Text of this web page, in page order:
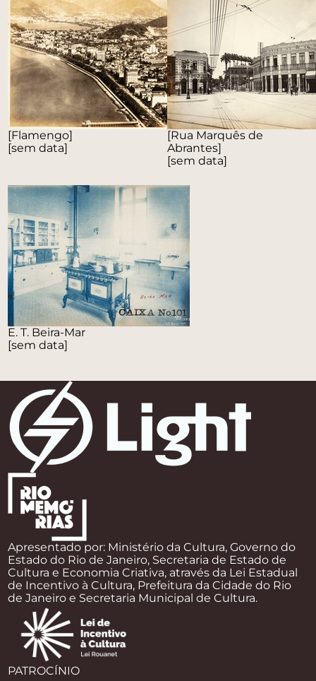
[Flamengo]
[sem data]
[Rua Marquês de
Abrantes]
[sem data]
E. T. Beira-Mar
[sem data]
Apresentado por: Ministério da Cultura, Governo do
Estado do Rio de Janeiro, Secretaria de Estado de
Cultura e Economia Criativa, através da Lei Estadual
de Incentivo à Cultura, Prefeitura da Cidade do Rio
de Janeiro e Secretaria Municipal de Cultura.
PATROCÍNIO